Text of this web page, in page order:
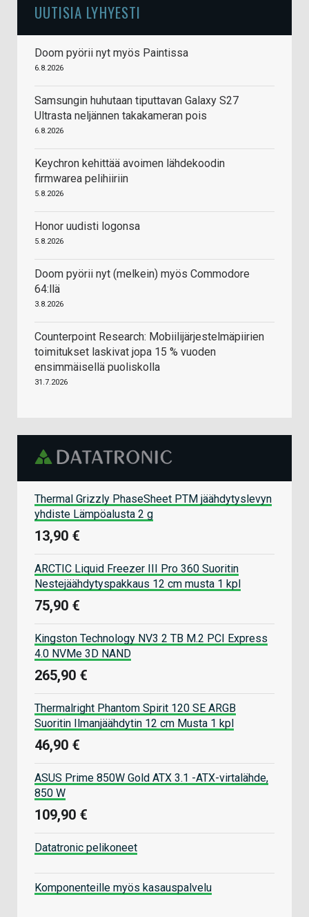
UUTISIA LYHYESTI
Doom pyörii nyt myös Paintissa
6.8.2026
Samsungin huhutaan tiputtavan Galaxy S27
Ultrasta neljännen takakameran pois
6.8.2026
Keychron kehittää avoimen lähdekoodin
firmwarea pelihiiriin
5.8.2026
Honor uudisti logonsa
5.8.2026
Doom pyörii nyt (melkein) myös Commodore
64:llä
3.8.2026
Counterpoint Research: Mobiilijärjestelmäpiirien
toimitukset laskivat jopa 15 % vuoden
ensimmäisellä puoliskolla
31.7.2026
Thermal Grizzly PhaseSheet PTM jäähdytyslevyn
yhdiste Lämpöalusta 2 g
13,90 €
ARCTIC Liquid Freezer III Pro 360 Suoritin
Nestejäähdytyspakkaus 12 cm musta 1 kpl
75,90 €
Kingston Technology NV3 2 TB M.2 PCI Express
4.0 NVMe 3D NAND
265,90 €
Thermalright Phantom Spirit 120 SE ARGB
Suoritin Ilmanjäähdytin 12 cm Musta 1 kpl
46,90 €
ASUS Prime 850W Gold ATX 3.1 -ATX-virtalähde,
850 W
109,90 €
Datatronic pelikoneet
Komponenteille myös kasauspalvelu